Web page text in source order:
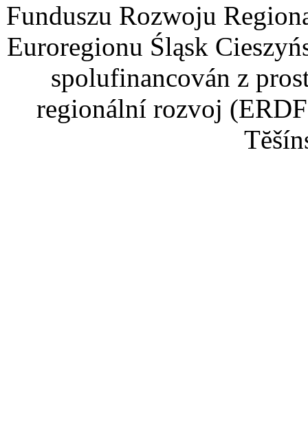
Funduszu Rozwoju
Euroregionu Śląsk
spolufinancován z
regionální rozvoj